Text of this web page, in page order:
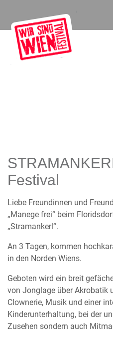
Festival
Liebe Freundinnen und
„Manege frei“ beim
„Stramankerl“.
An 3 Tagen, kommen
in den Norden Wiens.
Geboten wird ein breit
von Jonglage über Akrobatik
Clownerie, Musik und einer
Kinderunterhaltung, bei der
Zusehen sondern auch